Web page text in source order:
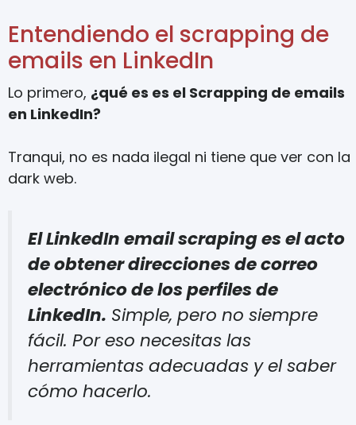
Entendiendo el scrapping de
emails en LinkedIn
Lo primero, ¿qué es es el Scrapping de emails
en LinkedIn?
Tranqui, no es nada ilegal ni tiene que ver con la
dark web.
El LinkedIn email scraping es el acto
de obtener direcciones de correo
electrónico de los perfiles de
LinkedIn. Simple, pero no siempre
fácil. Por eso necesitas las
herramientas adecuadas y el saber
cómo hacerlo.